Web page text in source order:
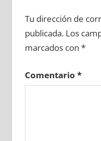
Tu dirección de
publicada. Los
marcados con *
Comentario *